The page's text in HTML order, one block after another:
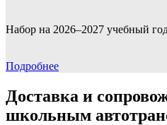
Набор на 2026–2027 учебный
Подробнее
Доставка и
школьным